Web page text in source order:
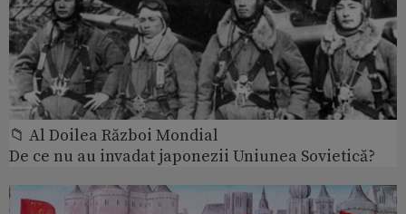
📁 Al Doilea Război Mondial
De ce nu au invadat japonezii Uniunea Sovietică?